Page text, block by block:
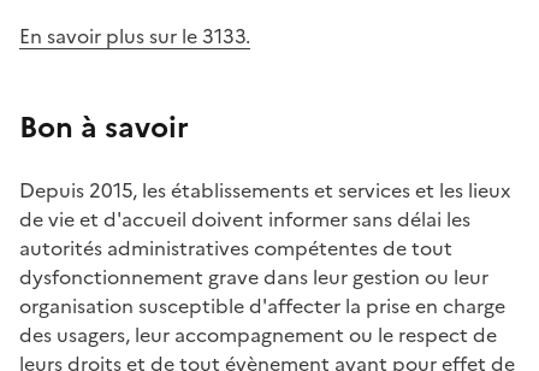
En savoir plus sur le 3133.
Bon à savoir
Depuis 2015, les établissements et services et les lieux
de vie et d'accueil doivent informer sans délai les
autorités administratives compétentes de tout
dysfonctionnement grave dans leur gestion ou leur
organisation susceptible d'affecter la prise en charge
des usagers, leur accompagnement ou le respect de
leurs droits et de tout évènement ayant pour effet de